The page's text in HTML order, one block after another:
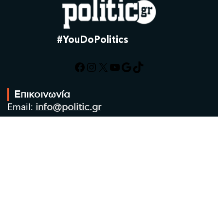
#YouDoPolitics
Facebook
Instagram
X YouTube
Google
TikTok
Επικοινωνία
Email: info@politic.gr
Τηλ: